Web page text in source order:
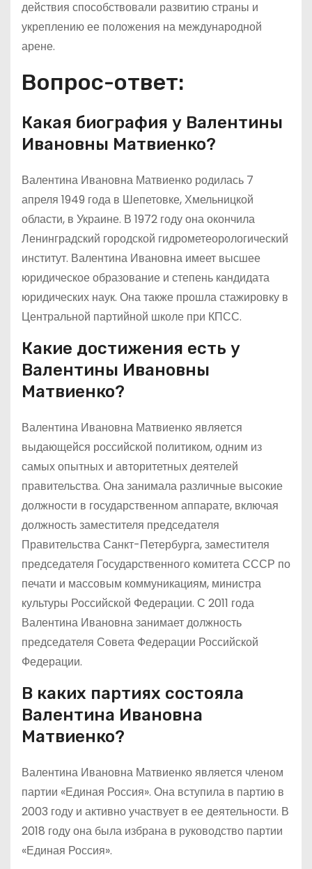
действия способствовали развитию страны и
укреплению ее положения на международной
арене.
Вопрос-ответ:
Какая биография у Валентины
Ивановны Матвиенко?
Валентина Ивановна Матвиенко родилась 7
апреля 1949 года в Шепетовке, Хмельницкой
области, в Украине. В 1972 году она окончила
Ленинградский городской гидрометеорологический
институт. Валентина Ивановна имеет высшее
юридическое образование и степень кандидата
юридических наук. Она также прошла стажировку в
Центральной партийной школе при КПСС.
Какие достижения есть у
Валентины Ивановны
Матвиенко?
Валентина Ивановна Матвиенко является
выдающейся российской политиком, одним из
самых опытных и авторитетных деятелей
правительства. Она занимала различные высокие
должности в государственном аппарате, включая
должность заместителя председателя
Правительства Санкт-Петербурга, заместителя
председателя Государственного комитета СССР по
печати и массовым коммуникациям, министра
культуры Российской Федерации. С 2011 года
Валентина Ивановна занимает должность
председателя Совета Федерации Российской
Федерации.
В каких партиях состояла
Валентина Ивановна
Матвиенко?
Валентина Ивановна Матвиенко является членом
партии «Единая Россия». Она вступила в партию в
2003 году и активно участвует в ее деятельности. В
2018 году она была избрана в руководство партии
«Единая Россия».